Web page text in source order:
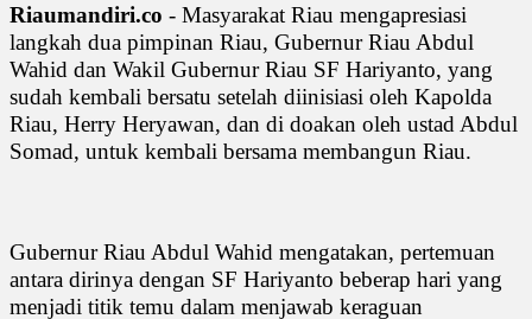
Riaumandiri.co - Masyarakat Riau mengapresiasi
langkah dua pimpinan Riau, Gubernur Riau Abdul
Wahid dan Wakil Gubernur Riau SF Hariyanto, yang
sudah kembali bersatu setelah diinisiasi oleh Kapolda
Riau, Herry Heryawan, dan di doakan oleh ustad Abdul
Somad, untuk kembali bersama membangun Riau.
Gubernur Riau Abdul Wahid mengatakan, pertemuan
antara dirinya dengan SF Hariyanto beberap hari yang
menjadi titik temu dalam menjawab keraguan